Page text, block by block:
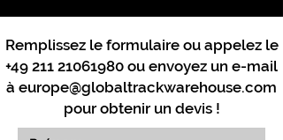
Remplissez le formulaire ou appelez le
+49 211 21061980 ou envoyez un e-mail
à europe@globaltrackwarehouse.com
pour obtenir un devis !